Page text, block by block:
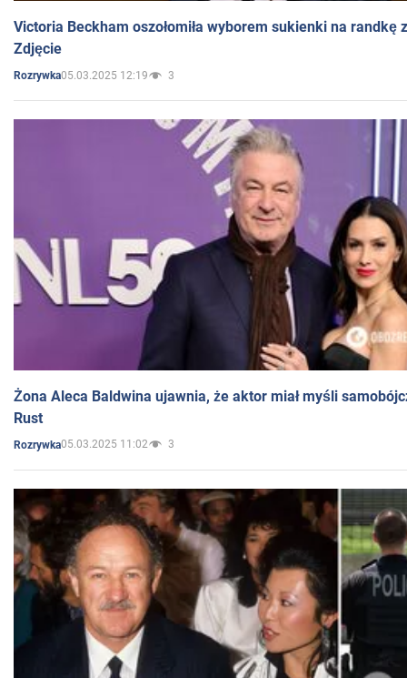
Victoria Beckham oszołomiła wyborem sukienki na randkę
Zdjęcie
Rozrywka05.03.2025 12:19 3
Żona Aleca Baldwina ujawnia, że aktor miał myśli
Rust
Rozrywka05.03.2025 11:02 3